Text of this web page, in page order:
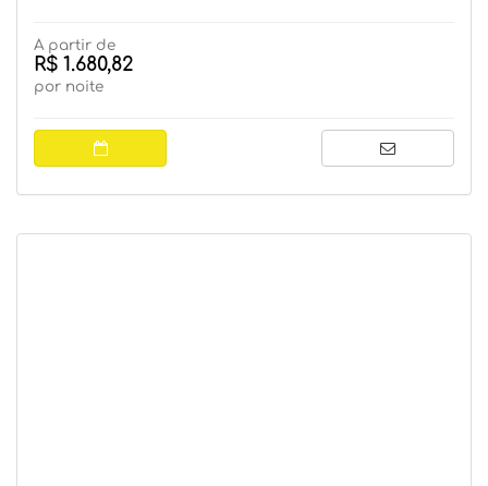
A partir de
R$ 1.680,82
por noite